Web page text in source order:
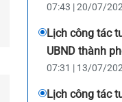
07:43 | 20/07/
Lịch công tác
UBND thành
07:31 | 13/07/
Lịch công tác